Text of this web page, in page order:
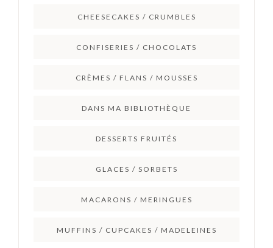
CHEESECAKES / CRUMBLES
CONFISERIES / CHOCOLATS
CRÈMES / FLANS / MOUSSES
DANS MA BIBLIOTHÈQUE
DESSERTS FRUITÉS
GLACES / SORBETS
MACARONS / MERINGUES
MUFFINS / CUPCAKES / MADELEINES